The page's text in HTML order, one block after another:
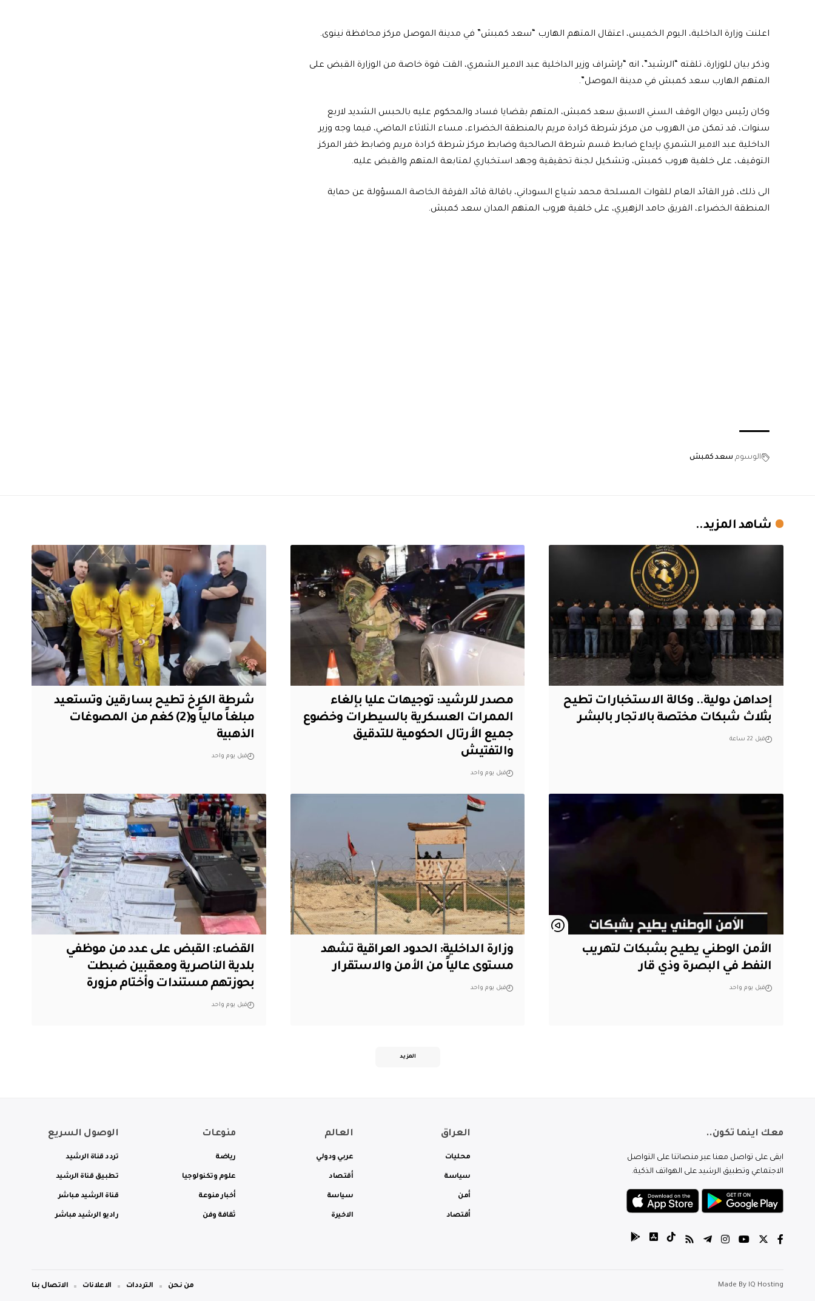
اعلنت وزارة الداخلية، اليوم الخميس، اعتقال المتهم الهارب “سعد كمبش” في مدينة الموصل مركز محافظة نينوى.
وذكر بيان للوزارة، تلقته “الرشيد”، انه “بإشراف وزير الداخلية عبد الامير الشمري، القت قوة خاصة من الوزارة القبض على
المتهم الهارب سعد كمبش في مدينة الموصل”.
وكان رئيس ديوان الوقف السني الاسبق سعد كمبش، المتهم بقضايا فساد والمحكوم عليه بالحبس الشديد لاربع
سنوات، قد تمكن من الهروب من مركز شرطة كرادة مريم بالمنطقة الخضراء، مساء الثلاثاء الماضي، فيما وجه وزير
الداخلية عبد الامير الشمري بإيداع ضابط قسم شرطة الصالحية وضابط مركز شرطة كرادة مريم وضابط خفر المركز
التوقيف، على خلفية هروب كمبش، وتشكيل لجنة تحقيقية وجهد استخباري لمتابعة المتهم والقبض عليه.
الى ذلك، قرر القائد العام للقوات المسلحة محمد شياع السوداني، باقالة قائد الفرقة الخاصة المسؤولة عن حماية
المنطقة الخضراء، الفريق حامد الزهيري، على خلفية هروب المتهم المدان سعد كمبش.
الوسوم سعد كمبش
شاهد المزيد..
إحداهن دولية.. وكالة الاستخبارات تطيح
بثلاث شبكات مختصة بالاتجار بالبشر
قبل 22 ساعة
مصدر للرشيد: توجيهات عليا بإلغاء
الممرات العسكرية بالسيطرات وخضوع
جميع الأرتال الحكومية للتدقيق
والتفتيش
قبل يوم واحد
شرطة الكرخ تطيح بسارقين وتستعيد
مبلغاً مالياً و(2) كغم من المصوغات
الذهبية
قبل يوم واحد
الأمن الوطني يطيح بشبكات لتهريب
النفط في البصرة وذي قار
قبل يوم واحد
وزارة الداخلية: الحدود العراقية تشهد
مستوى عالياً من الأمن والاستقرار
قبل يوم واحد
القضاء: القبض على عدد من موظفي
بلدية الناصرية ومعقبين ضبطت
بحوزتهم مستندات وأختام مزورة
قبل يوم واحد
المزيد
معك اينما تكون..
ابقى على تواصل معنا عبر منصاتنا على التواصل
الاجتماعي وتطبيق الرشيد على الهواتف الذكية.
العراق
محليات
سياسة
أمن
أقتصاد
العالم
عربي ودولي
أقتصاد
سياسة
الاخيرة
منوعات
رياضة
علوم وتكنولوجيا
أخبار منوعة
ثقافة وفن
الوصول السريع
تردد قناة الرشيد
تطبيق قناة الرشيد
قناة الرشيد مباشر
راديو الرشيد مباشر
Made By IQ Hosting من نحن الترددات الاعلانات الاتصال بنا